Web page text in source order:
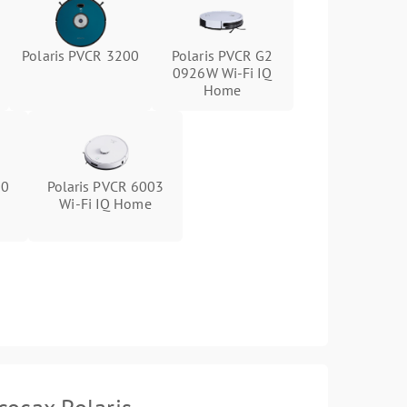
Polaris PVCR 3200
Polaris PVCR G2
0926W Wi-Fi IQ
Home
Polaris PVCR 6003
Wi-Fi IQ Home